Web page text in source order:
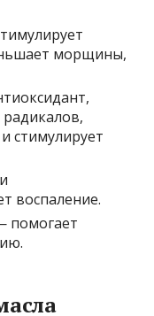
морщины,
стимулирует
воспаление.
помогает